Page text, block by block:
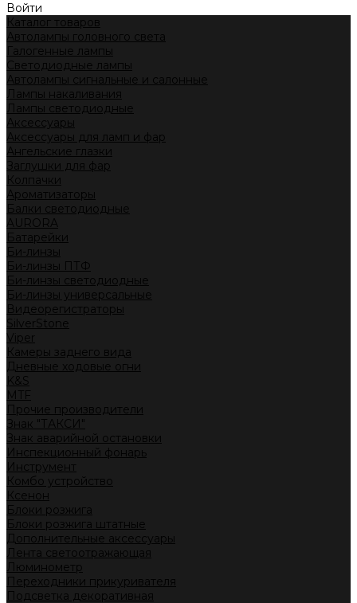
Войти
Каталог товаров
Автолампы головного света
Галогенные лампы
Светодиодные лампы
Автолампы сигнальные и салонные
Лампы накаливания
Лампы светодиодные
Аксессуары
Аксессуары для ламп и фар
Ангельские глазки
Заглушки для фар
Колпачки
Ароматизаторы
Балки светодиодные
AURORA
Батарейки
Би-линзы
Би-линзы ПТФ
Би-линзы светодиодные
Би-линзы универсальные
Видеорегистраторы
SilverStone
Viper
Камеры заднего вида
Дневные ходовые огни
K&S
MTF
Прочие производители
Знак "ТАКСИ"
Знак аварийной остановки
Инспекционный фонарь
Инструмент
Комбо устройство
Ксенон
Блоки розжига
Блоки розжига штатные
Дополнительные аксессуары
Лента светоотражающая
Люминометр
Переходники прикуривателя
Подсветка декоративная